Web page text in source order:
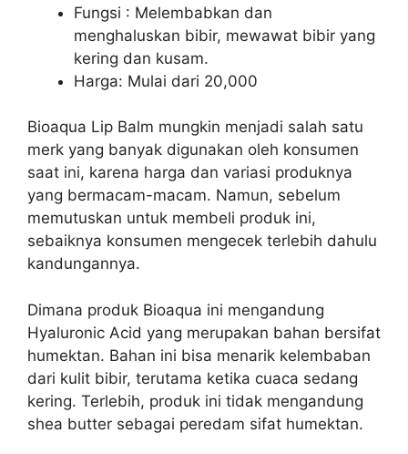
Fungsi : Melembabkan dan
menghaluskan bibir, mewawat bibir yang
kering dan kusam.
Harga: Mulai dari 20,000
Bioaqua Lip Balm mungkin menjadi salah satu
merk yang banyak digunakan oleh konsumen
saat ini, karena harga dan variasi produknya
yang bermacam-macam. Namun, sebelum
memutuskan untuk membeli produk ini,
sebaiknya konsumen mengecek terlebih dahulu
kandungannya.
Dimana produk Bioaqua ini mengandung
Hyaluronic Acid yang merupakan bahan bersifat
humektan. Bahan ini bisa menarik kelembaban
dari kulit bibir, terutama ketika cuaca sedang
kering. Terlebih, produk ini tidak mengandung
shea butter sebagai peredam sifat humektan.